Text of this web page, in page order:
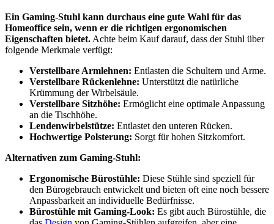
Ein Gaming-Stuhl kann durchaus eine gute Wahl für das
Homeoffice sein, wenn er die richtigen ergonomischen
Eigenschaften bietet. Achte beim Kauf darauf, dass der Stuhl über
folgende Merkmale verfügt:
Verstellbare Armlehnen: Entlasten die Schultern und Arme.
Verstellbare Rückenlehne: Unterstützt die natürliche
Krümmung der Wirbelsäule.
Verstellbare Sitzhöhe: Ermöglicht eine optimale Anpassung
an die Tischhöhe.
Lendenwirbelstütze: Entlastet den unteren Rücken.
Hochwertige Polsterung: Sorgt für hohen Sitzkomfort.
Alternativen zum Gaming-Stuhl:
Ergonomische Bürostühle: Diese Stühle sind speziell für
den Bürogebrauch entwickelt und bieten oft eine noch bessere
Anpassbarkeit an individuelle Bedürfnisse.
Bürostühle mit Gaming-Look: Es gibt auch Bürostühle, die